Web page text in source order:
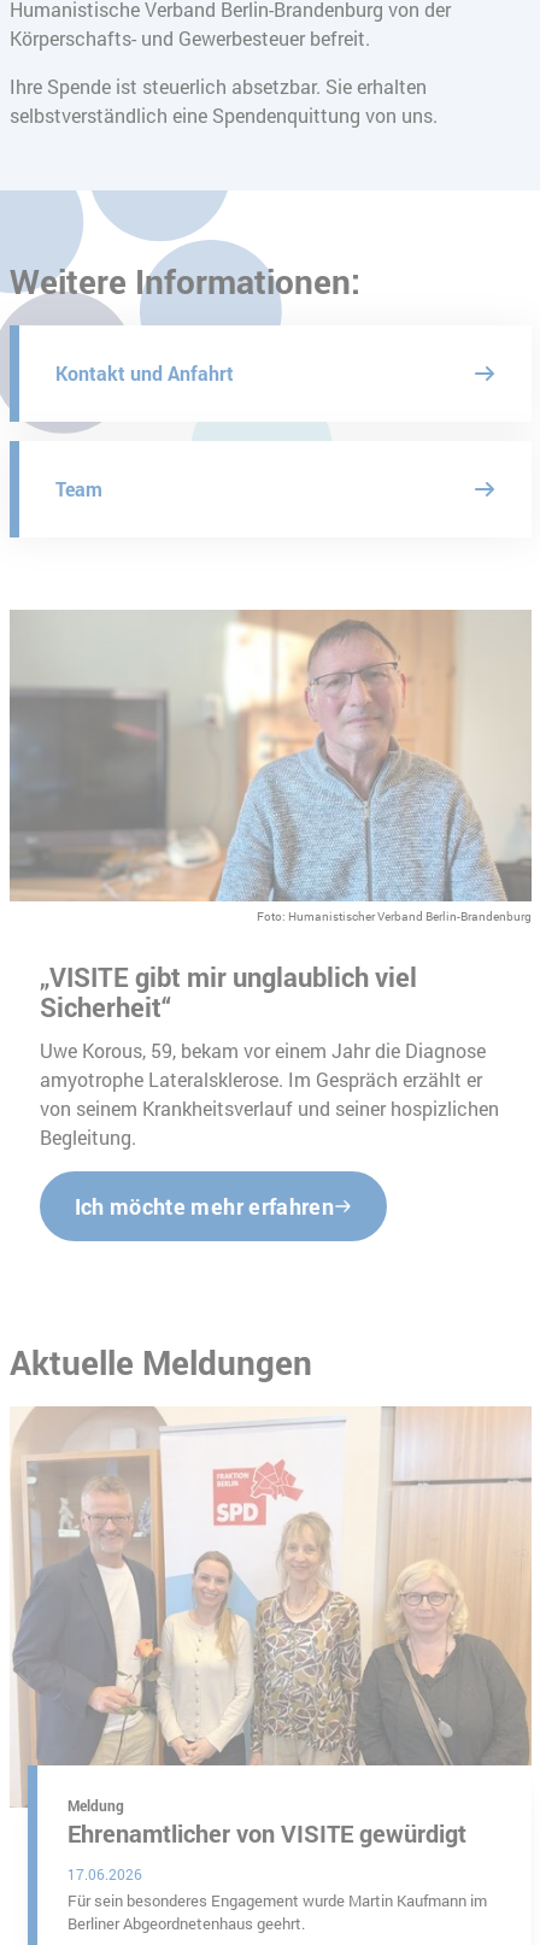
Humanistische Verband Berlin-Brandenburg von der
Körperschafts- und Gewerbesteuer befreit.
Ihre Spende ist steuerlich absetzbar. Sie erhalten
selbstverständlich eine Spendenquittung von uns.
Weitere Informationen:
Kontakt und Anfahrt
Team
Foto: Humanistischer Verband Berlin-Brandenburg
„VISITE gibt mir unglaublich viel
Sicherheit“
Uwe Korous, 59, bekam vor einem Jahr die Diagnose
amyotrophe Lateralsklerose. Im Gespräch erzählt er
von seinem Krankheitsverlauf und seiner hospizlichen
Begleitung.
Ich möchte mehr erfahren
Aktuelle Meldungen
Meldung
Ehrenamtlicher von VISITE gewürdigt
17.06.2026
Für sein besonderes Engagement wurde Martin Kaufmann im
Berliner Abgeordnetenhaus geehrt.